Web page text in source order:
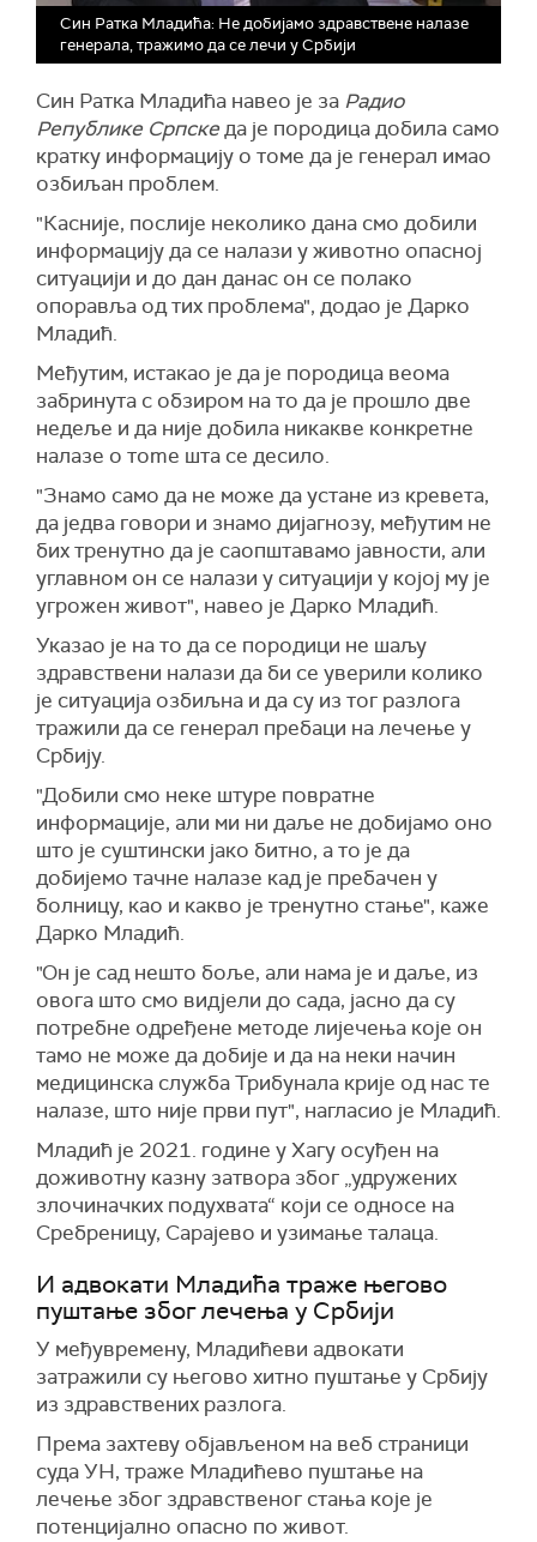
Син Ратка Младића: Не добијамо здравствене налазе
генерала, тражимо да се лечи у Србији
Син Ратка Младића навео је за Радио
Републике Српскеда је породица добила само
кратку информацију о томе да је генерал имао
озбиљан проблем.
"Касније, послије неколико дана смо добили
информацију да се налази у животно опасној
ситуацији и до дан данас он се полако
опоравља од тих проблема", додао је Дарко
Младић.
Међутим, истакао је да је породица веома
забринута с обзиром на то да је прошло две
недеље и да није добила никакве конкретне
налазе о тоme шта се десило.
"Знамо само да не може да устане из кревета,
да једва говори и знамо дијагнозу, међутим не
бих тренутно да је саопштавамо јавности, али
углавном он се налази у ситуацији у којој му је
угрожен живот", навео је Дарко Младић.
Указао је на то да се породици не шаљу
здравствени налази да би се уверили колико
је ситуација озбиљна и да су из тог разлога
тражили да се генерал пребаци на лечење у
Србију.
"Добили смо неке штуре повратне
информације, али ми ни даље не добијамо оно
што је суштински јако битно, а то је да
добијемо тачне налазе кад је пребачен у
болницу, као и какво је тренутно стање", каже
Дарко Младић.
"Он је сад нешто боље, али нама је и даље, из
овога што смо видјели до сада, јасно да су
потребне одређене методе лијечења које он
тамо не може да добије и да на неки начин
медицинска служба Трибунала крије од нас те
налазе, што није први пут", нагласио је Младић.
Младић је 2021. године у Хагу осуђен на
доживотну казну затвора због „удружених
злочиначких подухвата“ који се односе на
Сребреницу, Сарајево и узимање талаца.
И адвокати Младића траже његово
пуштање због лечења у Србији
У међувремену, Младићеви адвокати
затражили су његово хитно пуштање у Србију
из здравствених разлога.
Према захтеву објављеном на веб страници
суда УН, траже Младићево пуштање на
лечење због здравственог стања које је
потенцијално опасно по живот.